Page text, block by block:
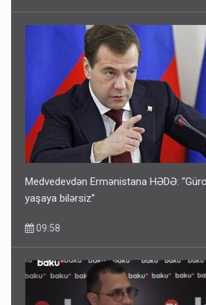
Medvedevdən Ermənistana HƏDƏ:
yaşaya bilərsiz”
09:58